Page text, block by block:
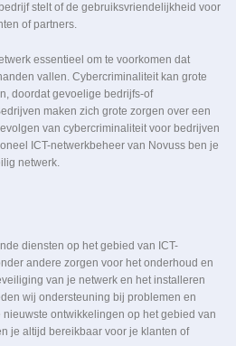
stelt of de gebruiksvriendelijkheid voor
of partners.
essentieel om te voorkomen dat
vallen. Cybercriminaliteit kan grote
doordat gevoelige bedrijfs-of
maken zich grote zorgen over een
van cybercriminaliteit voor bedrijven
ICT-netwerkbeheer van Novuss ben je
netwerk.
diensten op het gebied van ICT-
andere zorgen voor het onderhoud en
van je netwerk en het installeren
wij ondersteuning bij problemen en
ontwikkelingen op het gebied van
je altijd bereikbaar voor je klanten of